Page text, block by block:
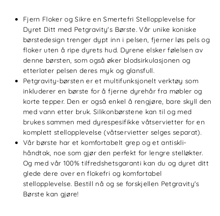
Fjern Floker og Sikre en Smertefri Stellopplevelse for
Dyret Ditt med Petgravity's Børste. Vår unike koniske
børstedesign trenger dypt inn i pelsen, fjerner løs pels og
floker uten å ripe dyrets hud. Dyrene elsker følelsen av
denne børsten, som også øker blodsirkulasjonen og
etterlater pelsen deres myk og glansfull.
Petgravity-børsten er et multifunksjonelt verktøy som
inkluderer en børste for å fjerne dyrehår fra møbler og
korte tepper. Den er også enkel å rengjøre, bare skyll den
med vann etter bruk. Silikonbørstene kan til og med
brukes sammen med dyrespesifikke våtservietter for en
komplett stellopplevelse (våtservietter selges separat).
Vår børste har et komfortabelt grep og et antiskli-
håndtak, noe som gjør den perfekt for lengre stelløkter.
Og med vår 100% tilfredshetsgaranti kan du og dyret ditt
glede dere over en flokefri og komfortabel
stellopplevelse. Bestill nå og se forskjellen Petgravity's
Børste kan gjøre!